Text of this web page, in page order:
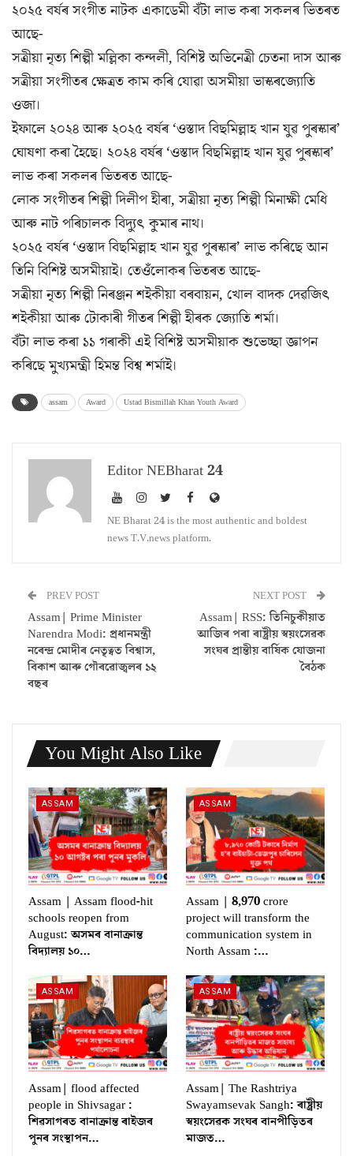
২০২৫ বৰ্ষৰ সংগীত নাটক একাডেমী বঁটা লাভ কৰা সকলৰ ভিতৰত
আছে-
সত্ৰীয়া নৃত্য শিল্পী মল্লিকা কন্দলী, বিশিষ্ট অভিনেত্ৰী চেতনা দাস আৰু
সত্ৰীয়া সংগীতৰ ক্ষেত্ৰত কাম কৰি যোৱা অসমীয়া ভাস্কৰজ্যোতি
ওজা।
ইফালে ২০২৪ আৰু ২০২৫ বৰ্ষৰ ‘ওস্তাদ বিছমিল্লাহ খান যুৱ পুৰস্কাৰ’
ঘোষণা কৰা হৈছে। ২০২৪ বৰ্ষৰ ‘ওস্তাদ বিছমিল্লাহ খান যুৱ পুৰস্কাৰ’
লাভ কৰা সকলৰ ভিতৰত আছে-
লোক সংগীতৰ শিল্পী দিলীপ হীৰা, সত্ৰীয়া নৃত্য শিল্পী মিনাক্ষী মেধি
আৰু নাট পৰিচালক বিদ্যুৎ কুমাৰ নাথ।
২০২৫ বৰ্ষৰ ‘ওস্তাদ বিছমিল্লাহ খান যুৱ পুৰস্কাৰ’ লাভ কৰিছে আন
তিনি বিশিষ্ট অসমীয়াই। তেওঁলোকৰ ভিতৰত আছে-
সত্ৰীয়া নৃত্য শিল্পী নিৰঞ্জন শইকীয়া বৰবায়ন, খোল বাদক দেৱজিৎ
শইকীয়া আৰু টোকাৰী গীতৰ শিল্পী হীৰক জ্যোতি শর্মা।
বঁটা লাভ কৰা ১১ গৰাকী এই বিশিষ্ট অসমীয়াক শুভেচ্ছা জ্ঞাপন
কৰিছে মুখ্যমন্ত্ৰী হিমন্ত বিশ্ব শৰ্মাই।
assam Award Ustad Bismillah Khan Youth Award
Editor NEBharat 24
NE Bharat 24 is the most authentic and boldest
news T.V.news platform.
PREV POST
Assam| Prime Minister
Narendra Modi: প্রধানমন্ত্রী
নৰেন্দ্ৰ মোদীৰ নেতৃত্বত বিশ্বাস,
বিকাশ আৰু গৌৰৱোজ্বলৰ ১২
বছৰ
NEXT POST
Assam| RSS: তিনিচুকীয়াত
আজিৰ পৰা ৰাষ্ট্ৰীয় স্বয়ংসেৱক
সংঘৰ প্ৰান্তীয় বাৰ্ষিক যোজনা
বৈঠক
You Might Also Like
ASSAM
Assam | Assam flood-hit
schools reopen from
August: অসমৰ বানাক্ৰান্ত
বিদ্যালয় ১০…
ASSAM
Assam | 8,970 crore
project will transform the
communication system in
North Assam :…
ASSAM
Assam| flood affected
people in Shivsagar :
শিৱসাগৰত বানাক্ৰান্ত ৰাইজৰ
পুনৰ সংস্থাপন…
ASSAM
Assam| The Rashtriya
Swayamsevak Sangh: ৰাষ্ট্ৰীয়
স্বয়ংসেৱক সংঘৰ বানপীড়িতৰ
মাজত…